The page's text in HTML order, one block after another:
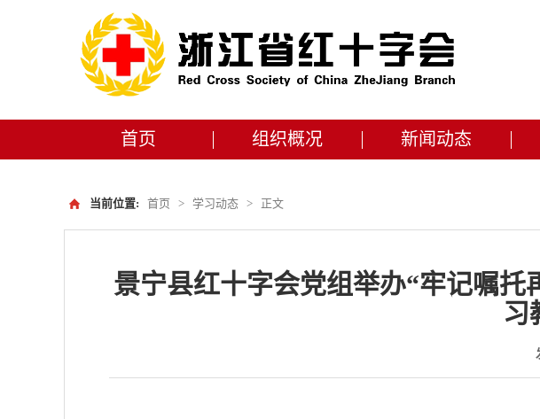
首页 组织概况 新闻动态
当前位置: 首页 > 学习动态 > 正文
景宁县红十字会党组举办“牢记嘱
习